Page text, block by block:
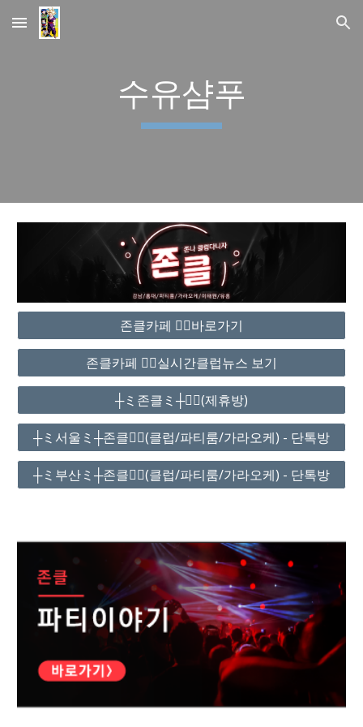
Skip to main content Skip to navigation
수유샴푸
존클카페 ❤️‍🔥바로가기
존클카페 ❤️‍🔥실시간클럽뉴스 보기
┼ミ존클ミ┼❤️‍🔥(제휴방)
┼ミ서울ミ┼존클❤️‍🔥(클럽/파티룸/가라오케) - 단톡방
┼ミ부산ミ┼존클❤️‍🔥(클럽/파티룸/가라오케) - 단톡방